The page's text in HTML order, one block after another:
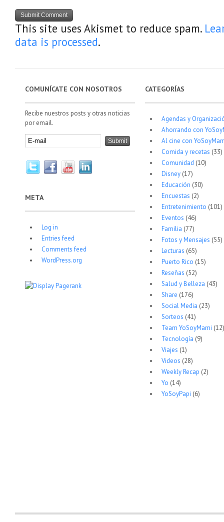
This site uses Akismet to reduce spam.
data is processed.
COMUNÍCATE CON NOSOTROS
Recibe nuestros posts y otras noticias
por email.
META
Log in
Entries feed
Comments feed
WordPress.org
CATEGORÍAS
Agendas y
Ahorrando con
Al cine con
Comida y recetas (33)
Comunidad (10)
Disney(17)
Educación (30)
Encuestas (2)
Entretenimiento (101)
Eventos (46)
Familia (77)
Fotos y Mensajes (55)
Lecturas (65)
Puerto Rico (15)
Reseñas (52)
Salud y Belleza (43)
Share (176)
Social Media (23)
Sorteos (41)
Team YoSoyMami (12)
Tecnología (9)
Viajes (1)
Videos (28)
Weekly Recap (2)
Yo (14)
YoSoyPapi (6)